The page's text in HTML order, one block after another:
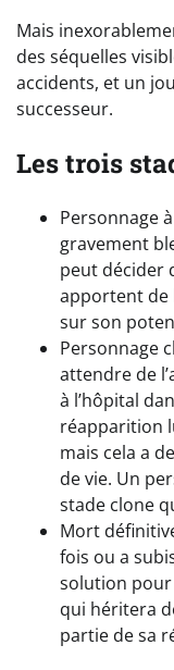
Mais
des séquelles
accidents, et un
successeur.
Les trois
Personnage
gravement
peut décider
apportent de
sur son
Personnage
attendre de
à l’hôpital
réapparition
mais cela a
de vie. Un
stade clone
Mort
fois ou a
solution
qui héritera
partie de sa